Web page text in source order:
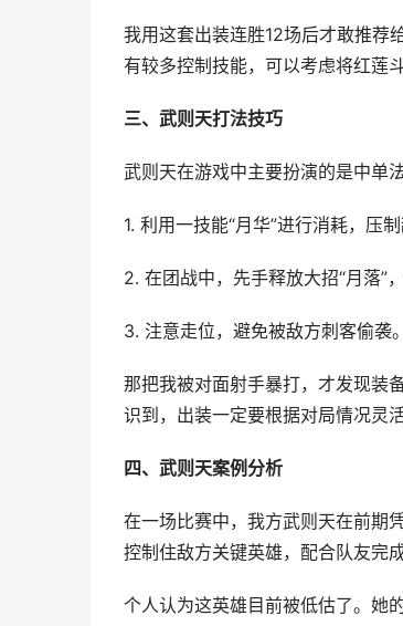
我用这套出装连胜12场后才敢推荐
有较多控制技能，可以考虑将红莲
三、武则天打法技巧
武则天在游戏中主要扮演的是中单
1. 利用一技能“月华”进行消耗，压制
2. 在团战中，先手释放大招“月落”
3. 注意走位，避免被敌方刺客偷袭。
那把我被对面射手暴打，才发现装
识到，出装一定要根据对局情况灵活
四、武则天案例分析
在一场比赛中，我方武则天在前期
控制住敌方关键英雄，配合队友完
个人认为这英雄目前被低估了。她